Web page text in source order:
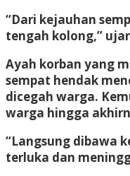
“Dari kejauhan
tengah kolong,”
Ayah korban yang
sempat hendak
dicegah warga.
warga hingga
“Langsung dibawa
terluka dan